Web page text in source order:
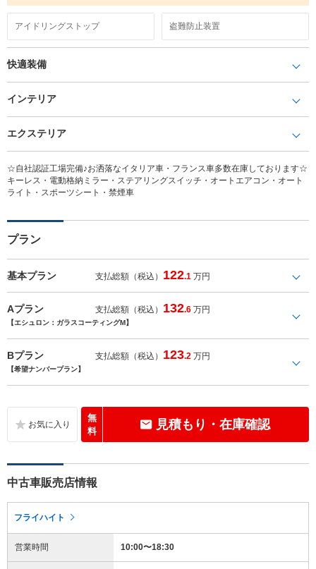
アイドリングストップ 盗難防止装置
快適装備
インテリア
エクステリア
☆自社認証工場完備♪お洒落なイタリア車・フランス車多数在庫しております☆
キーレス・電動格納ミラー・ステアリングスイッチ・オートエアコン・オート
ライト・スポーツシート・禁煙車
プラン
基本プラン 支払総額（税込） 122.1 万円
Aプラン 支払総額（税込） 132.6 万円
【エシュロン：ガラスコーティングM】
Bプラン 支払総額（税込） 123.2 万円
【希望ナンバープラン】
無
料
見積もり・在庫確認
中古車販売店情報
フライハイト
営業時間 10:00〜18:30